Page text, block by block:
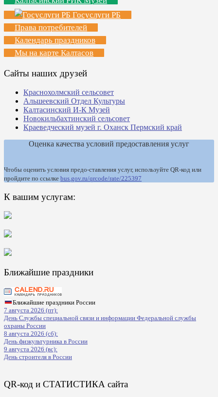
Госуслуги РБ
Права потребителей
Календарь праздников
Мы на карте Калтасов
Сайты наших друзей
Краснохолмский сельсовет
Альшеевский Отдел Культуры
Калтасинский И-К Музей
Новокильбахтинский сельсовет
Краеведческий музей г. Оханск Пермский край
Оценка качества условий предоставления услуг
Чтобы оценить условия предо-ставления услуг, используйте QR-код или
пройдите по ссылке bus.gov.ru/qrcode/rate/225397
К вашим услугам:
Ближайшие праздники
Ближайшие праздники России
7 августа 2026 (пт):
День Службы специальной связи и информации Федеральной службы
охраны России
8 августа 2026 (сб):
День физкультурника в России
9 августа 2026 (вс):
День строителя в России
QR-код и СТАТИСТИКА сайта